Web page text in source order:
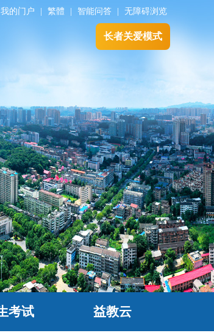
我的门户 繁體 智能问答 无障碍浏览
长者关爱模式
考试 益教云